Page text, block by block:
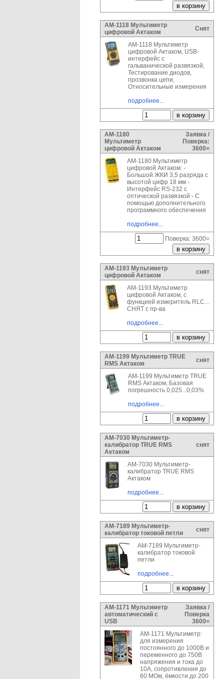
АМ-1118 Мультиметр
цифровой Актаком
Снят
АМ-1118 Мультиметр
цифровой Актаком, USB-
интерфейс с
гальванической развязкой,
Тестирование диодов,
прозвонка цепи,
Относительные измерения
подробнее...
АМ-1180
Мультиметр
цифровой Актаком
Заявка /
Поверка:
3600=
АМ-1180 Мультиметр
цифровой Актаком: -
Большой ЖКИ 3,5 разряда с
высотой цифр 18 мм -
Интерфейс RS-232 с
оптической развязкой - С
помощью дополнительного
программного обеспечения
подробнее...
Поверка: 3600=
АМ-1193 Мультиметр
цифровой Актаком
снят
АМ-1193 Мультиметр
цифровой Актаком, с
функцией измеритель RLC...
СНЯТ с пр-ва
подробнее...
АМ-1199 Мультиметр TRUE
RMS Актаком
снят
АМ-1199 Мультиметр TRUE
RMS Актаком, Базовая
погрешность 0,025...0,03%
подробнее...
АМ-7030 Мультиметр-
калибратор TRUE RMS
Актаком
снят
АМ-7030 Мультиметр-
калибратор TRUE RMS
Актаком
подробнее...
АМ-7189 Мультиметр-
калибратор токовой петли
снят
АМ-7189 Мультиметр-
калибратор токовой
петли
подробнее...
АМ-1171 Мультиметр
автоматический с
USB
Заявка /
Поверка
3600=
АМ-1171 Мультиметр:
для измерения
постоянного до 1000В и
переменного до 750В
напряжения и тока до
10А, сопротивления до
60 МОм, ёмкости до 200